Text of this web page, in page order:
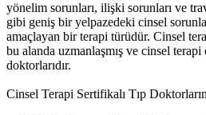
yönelim sorunları, ilişki sorunları ve
gibi geniş bir yelpazedeki cinsel
amaçlayan bir terapi türüdür. Cinsel
bu alanda uzmanlaşmış ve cinsel terapi
doktorlarıdır.
Cinsel Terapi Sertifikalı Tıp